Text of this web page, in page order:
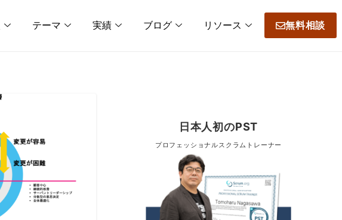
テーマ 実績 ブログ リソース 無料相談
日本人初のPST
プロフェッショナルスクラムトレーナー